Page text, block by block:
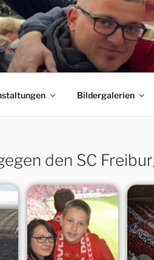
E.V.
FC Bayern München
Bildergalerien
den SC